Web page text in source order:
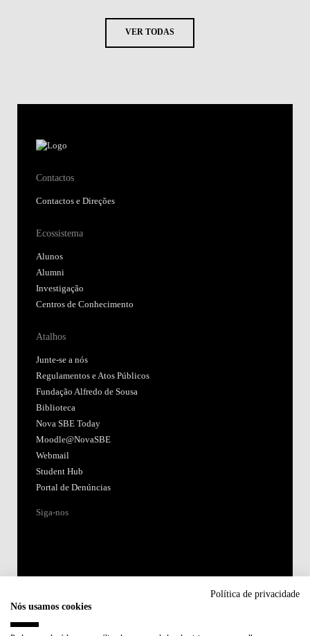
VER TODAS
Contactos
Contactos e Direções
Ecossistema
Alunos
Alumni
Investigação
Centros de Conhecimento
Atalhos
Junte-se a nós
Regulamentos e Atos Públicos
Fundação Alfredo de Sousa
Biblioteca
Nova SBE Today
Moodle@NovaSBE
Webmail
Student Hub
Portal de Denúncias
Siga-nos
Política de privacidade
Nós usamos cookies